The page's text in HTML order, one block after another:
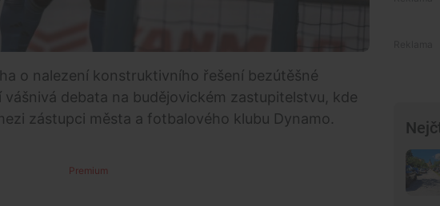
o nalezení konstruktivního řešení bezútěšné
vášnivá debata na budějovickém zastupitelstvu, kde
zástupci města a fotbalového klubu Dynamo.
Premium